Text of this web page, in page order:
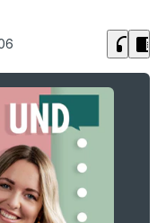
headphones chrome_reader_mode